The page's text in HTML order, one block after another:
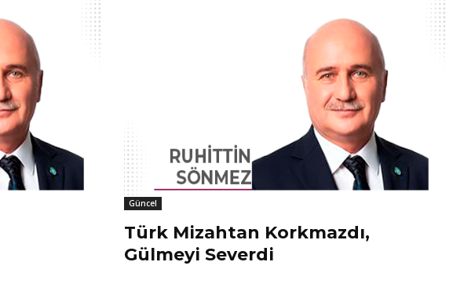
Güncel
Türk Mizahtan Korkmazdı,
Gülmeyi Severdi